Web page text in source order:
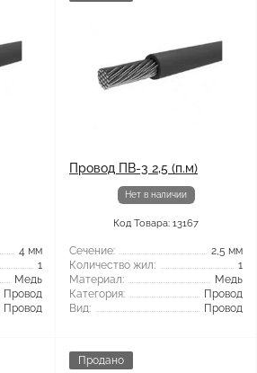
4 мм
1
Медь
Провод
Провод
Провод ПВ-3 2,5 (п.м)
Нет в наличии
Код Товара: 13167
Сечение:
2,5 мм
Количество жил:
1
Материал:
Медь
Категория:
Провод
Вид:
Провод
Продано